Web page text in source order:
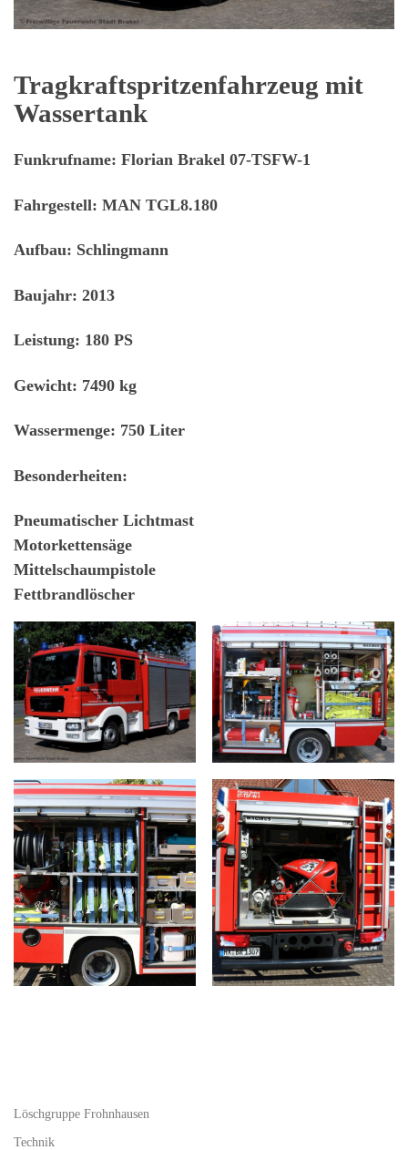
Tragkraftspritzenfahrzeug mit
Wassertank
Funkrufname: Florian Brakel 07-TSFW-1
Fahrgestell: MAN TGL8.180
Aufbau: Schlingmann
Baujahr: 2013
Leistung: 180 PS
Gewicht: 7490 kg
Wassermenge: 750 Liter
Besonderheiten:
Pneumatischer Lichtmast
Motorkettensäge
Mittelschaumpistole
Fettbrandlöscher
Löschgruppe Frohnhausen
Technik